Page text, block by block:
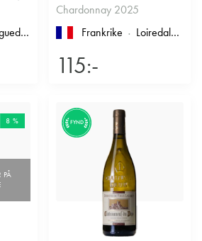
Languedoc-Roussillon , Limoux
Chardonnay 2025
Frankrike
Loiredalen
115:-
8 % FYND